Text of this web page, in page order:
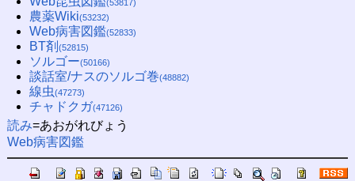
(53817)
農薬Wiki(53232)
Web病害図鑑(52833)
BT剤 (52815)
ソルゴー(50166)
談話室/ナスのソルゴ巻(48882)
線虫(47273)
チャドクガ(47126)
読み=あおがれびょう
Web病害図鑑